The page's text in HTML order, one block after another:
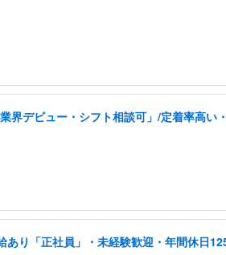
界デビュー・シフト相談可」/定着率高い
り「正社員」・未経験歓迎・年間休日